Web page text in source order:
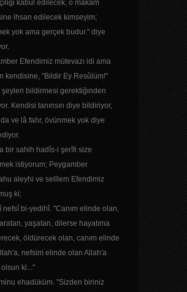
kabul edilecek, o makam
ihsan edilecek kimseyim;
yok ama gerçek budur." diye
Efendimiz mütevazı idi ama
kendisine, "Bildir Ey Resûlüm!"
bildirmesi gerektiğinden
Kendisi tanınsın diye bildiriyor,
ve lâ fahr, övünmek yok diye
bir sahih hadîs-i şerîfi size
istiyorum; Peygamber
aleyhi ve selllem Efendimiz
ki;
nefsî bi-yedihî. "Canım elinde olan,
yaşatan, dilerse hayatıma
öldürecek olan, canım elinde
nefsim elinde olan Allah'a
ki..."
ehadüküm. "Sizden biriniz